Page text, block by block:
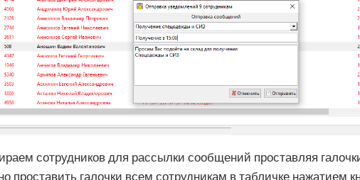
сотрудников для рассылки сообщений проставляя
проставить галочки всем сотрудникам в табличке нажатием